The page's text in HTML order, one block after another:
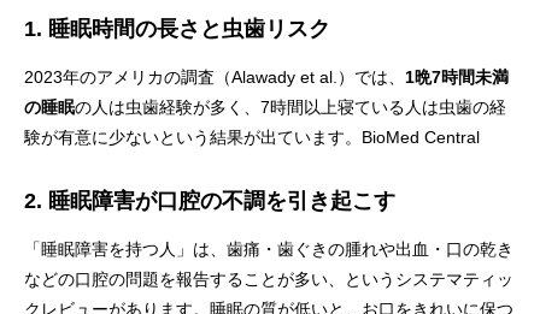
1. 睡眠時間の長さと虫歯リスク
2023年のアメリカの調査（Alawady et al.）では、 1晩7時間未満
の睡眠の人は虫歯経験が多く、7時間以上寝ている人は虫歯の経
験が有意に少ないという結果が出ています。 BioMed Central
2. 睡眠障害が口腔の不調を引き起こす
「睡眠障害を持つ人」は、歯痛・歯ぐきの腫れや出血・口の乾き
などの口腔の問題を報告することが多い、というシステマティッ
クレビューがあります。睡眠の質が低いと、お口をきれいに保つ